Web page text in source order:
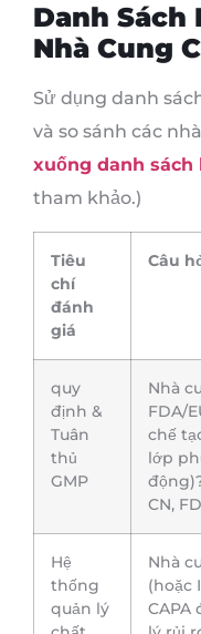
Danh Sách
Nhà Cung
Sử dụng danh
và so sánh các
xuống danh sách
tham khảo.)
Tiêu
chí
đánh
giá
Câu
quy
định &
Tuân
thủ
GMP
Nhà
FDA/
chế
lớp
CN,
Hệ
thống
quản lý
Nhà
(hoặc
CAPA